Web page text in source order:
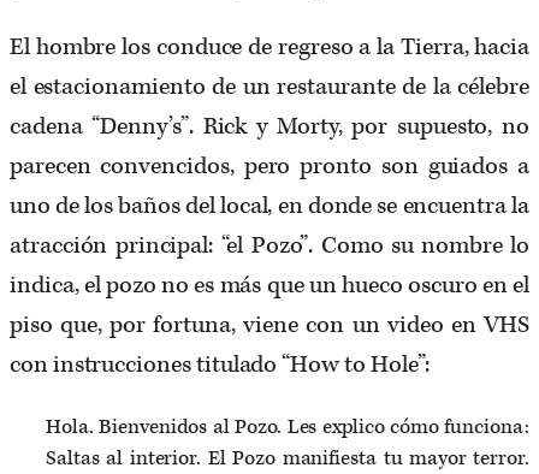
El hombre los conduce de regreso a la Tierra, hacia
el estacionamiento de un restaurante de la célebre
cadena “Denny’s”. Rick y Morty, por supuesto, no
parecen convencidos, pero pronto son guiados a
uno de los baños del local, en donde se encuentra la
atracción principal: “el Pozo”. Como su nombre lo
indica, el pozo no es más que un hueco oscuro en el
piso que, por fortuna, viene con un video en VHS
con instrucciones titulado “How to Hole”:
Hola. Bienvenidos al Pozo. Les explico cómo funciona:
Saltas al interior. El Pozo manifiesta tu mayor terror.